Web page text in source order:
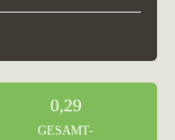
0,29
GESAMT-